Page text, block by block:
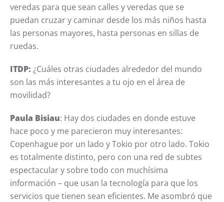
veredas para que sean calles y veredas que se
puedan cruzar y caminar desde los más niños hasta
las personas mayores, hasta personas en sillas de
ruedas.
ITDP: ¿Cuáles otras ciudades alrededor del mundo
son las más interesantes a tu ojo en el área de
movilidad?
Paula Bisiau: Hay dos ciudades en donde estuve
hace poco y me parecieron muy interesantes:
Copenhague por un lado y Tokio por otro lado. Tokio
es totalmente distinto, pero con una red de subtes
espectacular y sobre todo con muchísima
información – que usan la tecnología para que los
servicios que tienen sean eficientes. Me asombró que